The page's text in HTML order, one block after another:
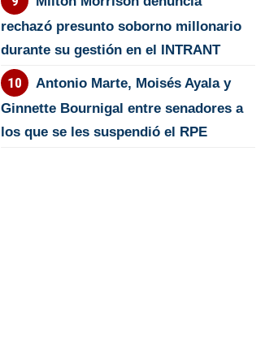
rechazó presunto soborno millonario
durante su gestión en el INTRANT
Antonio Marte, Moisés Ayala y
Ginnette Bournigal entre senadores a
los que se les suspendió el RPE